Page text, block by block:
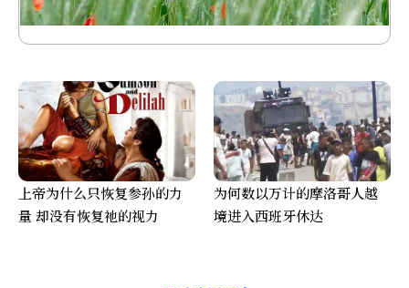
上帝为什么只恢复参孙的力
量 却没有恢复祂的视力
为何数以万计的摩洛哥人越
境进入西班牙休达